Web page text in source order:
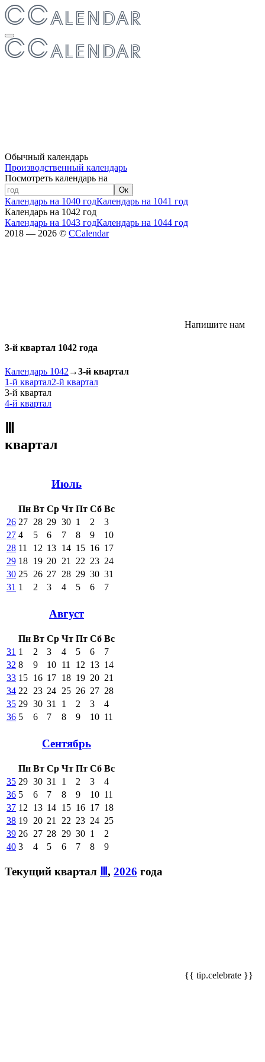
Обычный календарь
Производственный календарь
Посмотреть календарь на
Ок
Календарь на 1040 годКалендарь на 1041 год
Календарь на 1042 год
Календарь на 1043 годКалендарь на 1044 год
2018 — 2026 © CCalendar
Напишите нам
3-й квартал 1042 года
Календарь 1042 →3-й квартал
1-й квартал2-й квартал
3-й квартал
4-й квартал
квартал
Июль
Пн Вт Ср Чт Пт Сб Вс
26 27 28 29 30 1 2
3
27 4 5 6 7 8 9
10
28 11 12 13 14 15 16 17
29 18 19 20 21 22 23 24
30 25 26 27 28 29 30 31
31 1 2 3 4 5 6 7
Август
Пн Вт Ср Чт Пт Сб Вс
31 1 2 3 4 5 6
7
32 8 9 10 11 12 13 14
33 15 16 17 18 19 20 21
34 22 23 24 25 26 27 28
35 29 30 31 1 2 3
4
36 5 6 7 8 9 10 11
Сентябрь
Пн Вт Ср Чт Пт Сб Вс
35 29 30 31 1 2 3
4
36 5 6 7 8 9 10 11
37 12 13 14 15 16 17 18
38 19 20 21 22 23 24 25
39 26 27 28 29 30 1
2
40 3 4 5 6 7 8 9
Текущий квартал , 2026 года
{{ tip.celebrate }}